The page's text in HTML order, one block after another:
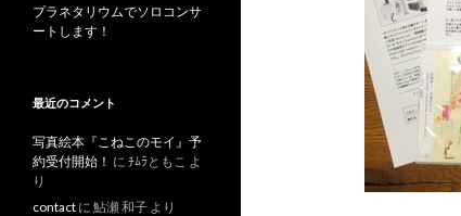
プラネタリウムでソロコンサ
ートします！
最近のコメント
写真絵本『こねこのモイ』予
約受付開始！ に ﾁﾑﾗともこ よ
り
contact に 鮎瀬 和子 より